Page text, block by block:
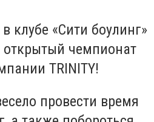
клубе «Сити боулинг»
открытый чемпионат
TRINITY!
провести время